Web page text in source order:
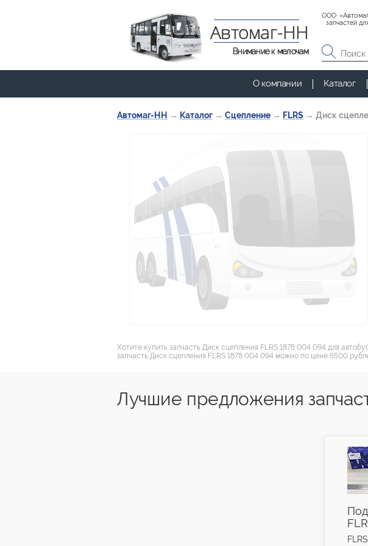
Автомаг-НН → Каталог → Сцепление → FLRS → Диск
Хотите купить запчасть Диск сцепления FLRS 1878 004 094 для
запчасть Диск сцепления FLRS 1878 004 094 можно по цене 6500
Лучшие предложения
FLRS
Автомаг-НН
Внимание к мелочам
ООО
запчастей
О компании Каталог